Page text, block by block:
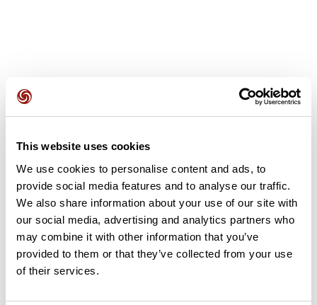
This website uses cookies
We use cookies to personalise content and ads, to
provide social media features and to analyse our traffic.
We also share information about your use of our site with
our social media, advertising and analytics partners who
may combine it with other information that you’ve
provided to them or that they’ve collected from your use
of their services.
Ajouter un avis
Découvrez ce parcours de vélo de 66,4 km à proximité de